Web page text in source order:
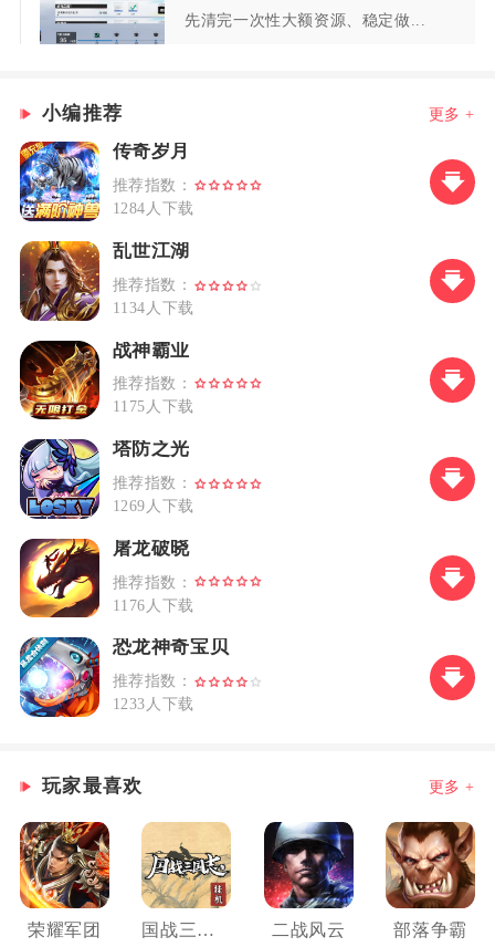
先清完一次性大额资源、稳定做...
小编推荐 更多 +
传奇岁月
推荐指数：
1284人下载
乱世江湖
推荐指数：
1134人下载
战神霸业
推荐指数：
1175人下载
塔防之光
推荐指数：
1269人下载
屠龙破晓
推荐指数：
1176人下载
恐龙神奇宝贝
推荐指数：
1233人下载
玩家最喜欢 更多 +
荣耀军团 国战三国志 二战风云 部落争霸